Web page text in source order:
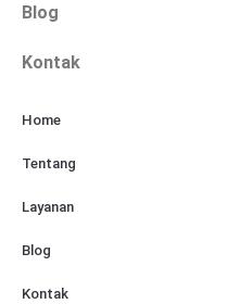
Blog
Kontak
Home
Tentang
Layanan
Blog
Kontak